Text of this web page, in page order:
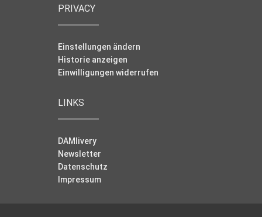
PRIVACY
Einstellungen ändern
Historie anzeigen
Einwilligungen widerrufen
LINKS
DAMlivery
Newsletter
Datenschutz
Impressum